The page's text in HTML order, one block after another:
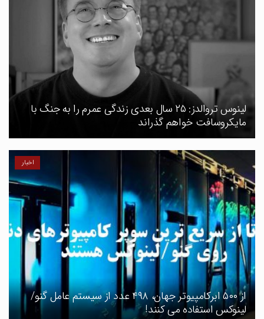
لینوس تروالدز: ۲۵ سال بعدی زندگی عمرم را به جنگ با
مایکروسافت خواهم گذراند
اخبار
از ۵۰۰ ابرکامپیوتر جهان، ۴۹۸ عدد از سیستم عامل گنو/
لینوکس استفاده می کنند!